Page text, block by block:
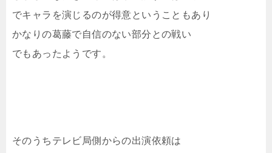
でキャラを演じるのが得意ということもあり
かなりの葛藤で自信のない部分との戦い
でもあったようです。
そのうちテレビ局側からの出演依頼は